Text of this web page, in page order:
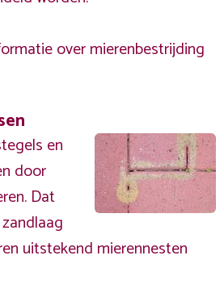
over mierenbestrijding
en
door
Dat
uitstekend mierennesten